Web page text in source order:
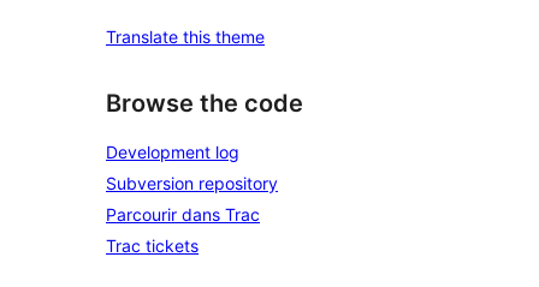
Translate this theme
Browse the code
Development log
Subversion repository
Parcourir dans Trac
Trac tickets